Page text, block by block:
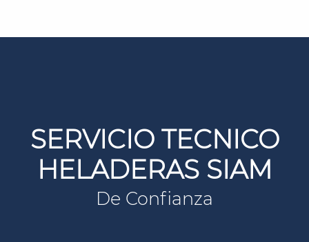
SERVICIO TECNICO
HELADERAS SIAM
De Confianza